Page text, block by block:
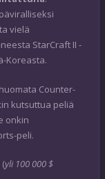
vielä
StarCraft II -
Koreasta.
Counter-
kutsuttua peliä
onkin
peli.
(yli 100 000 $